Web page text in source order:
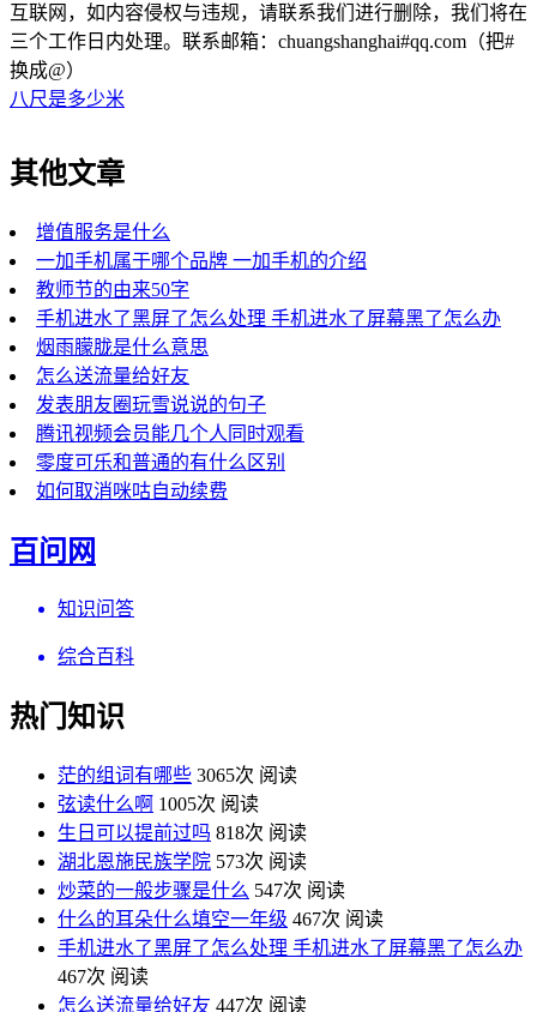
互联网，如内容侵权与违规，请联系我们进行删除，我们将在
三个工作日内处理。联系邮箱：chuangshanghai#qq.com（把#
换成@）
八尺是多少米
其他文章
增值服务是什么
一加手机属于哪个品牌 一加手机的介绍
教师节的由来50字
手机进水了黑屏了怎么处理 手机进水了屏幕黑了怎么办
烟雨朦胧是什么意思
怎么送流量给好友
发表朋友圈玩雪说说的句子
腾讯视频会员能几个人同时观看
零度可乐和普通的有什么区别
如何取消咪咕自动续费
百问网
知识问答
综合百科
热门知识
茫的组词有哪些 3065次 阅读
弦读什么啊 1005次 阅读
生日可以提前过吗 818次 阅读
湖北恩施民族学院 573次 阅读
炒菜的一般步骤是什么 547次 阅读
什么的耳朵什么填空一年级 467次 阅读
手机进水了黑屏了怎么处理 手机进水了屏幕黑了怎么办
467次 阅读
怎么送流量给好友 447次 阅读